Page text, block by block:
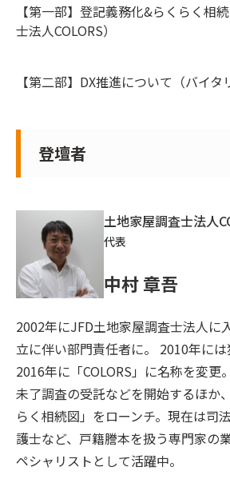
【第一部】登記義務化&らくらく相
士法人COLORS）
【第二部】DX推進について（バイタ
登壇者
土地家屋調査士法人
代表
中村 章吾
2002年にJFD土地家屋調査士法人に
立に伴い部門責任者に。 2010年には
2016年に「COLORS」に名称を変更
未了調査の受託などを開始するほか
らく相続図」をローンチ。現在は司
護士など、戸籍謄本を扱う専門家の
ペシャリストとして活躍中。